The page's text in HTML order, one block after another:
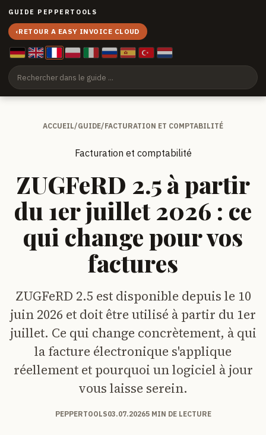
GUIDE PEPPERTOOLS
‹RETOUR A EASY INVOICE CLOUD
ACCUEIL/GUIDE/FACTURATION ET COMPTABILITÉ
Facturation et comptabilité
ZUGFeRD 2.5 à partir
du 1er juillet 2026 : ce
qui change pour vos
factures
ZUGFeRD 2.5 est disponible depuis le 10
juin 2026 et doit être utilisé à partir du 1er
juillet. Ce qui change concrètement, à qui
la facture électronique s'applique
réellement et pourquoi un logiciel à jour
vous laisse serein.
PEPPERTOOLS03.07.20265 MIN DE LECTURE